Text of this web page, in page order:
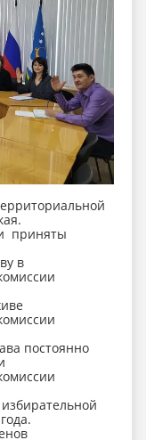
приняты
в
постоянно